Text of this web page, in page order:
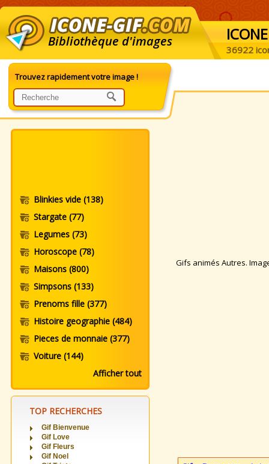
Bibliothèque d'images ICONE
36922
Trouvez rapidement votre image !
Blinkies vide (138)
Stargate (77)
Legumes (73)
Horoscope (78)
Maisons (800)
Simpsons (133)
Prenoms fille (377)
Histoire geographie (484)
Pieces de monnaie (377)
Voiture (144)
Afficher tout
TOP RECHERCHES
Gif Bienvenue
Gif Love
Gif Fleurs
Gif Noel
Gifs animés Autres.